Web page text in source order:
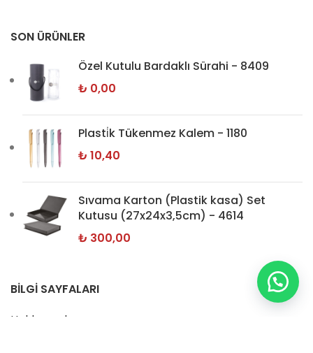
SON ÜRÜNLER
Özel Kutulu Bardaklı Sürahi - 8409
₺ 0,00
Plasti̇k Tükenmez Kalem - 1180
₺ 10,40
Sıvama Karton (Plastik kasa) Set
Kutusu (27x24x3,5cm) - 4614
₺ 300,00
BİLGİ SAYFALARI
Hakkımızda